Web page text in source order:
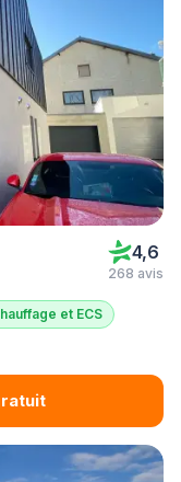
4,6
268 avis
et ECS